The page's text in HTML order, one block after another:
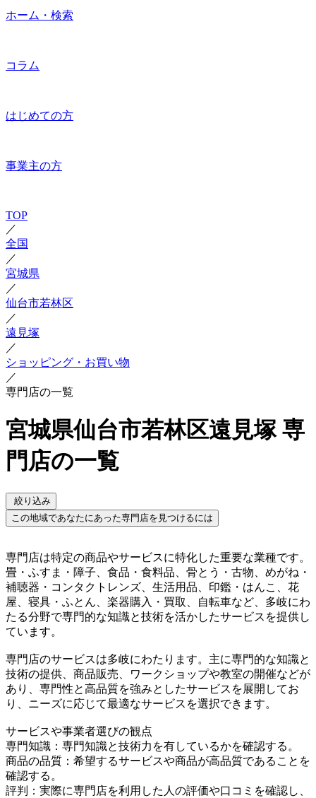
ホーム・検索
コラム
はじめての方
事業主の方
TOP
／
全国
／
宮城県
／
仙台市若林区
／
遠見塚
／
ショッピング・お買い物
／
専門店の一覧
宮城県仙台市若林区遠見塚 専
門店の一覧
絞り込み
この地域であなたにあった専門店を見つけるには
専門店は特定の商品やサービスに特化した重要な業種です。
畳・ふすま・障子、食品・食料品、骨とう・古物、めがね・
補聴器・コンタクトレンズ、生活用品、印鑑・はんこ、花
屋、寝具・ふとん、楽器購入・買取、自転車など、多岐にわ
たる分野で専門的な知識と技術を活かしたサービスを提供し
ています。
専門店のサービスは多岐にわたります。主に専門的な知識と
技術の提供、商品販売、ワークショップや教室の開催などが
あり、専門性と高品質を強みとしたサービスを展開してお
り、ニーズに応じて最適なサービスを選択できます。
サービスや事業者選びの観点
専門知識：専門知識と技術力を有しているかを確認する。
商品の品質：希望するサービスや商品が高品質であることを
確認する。
評判：実際に専門店を利用した人の評価や口コミを確認し、